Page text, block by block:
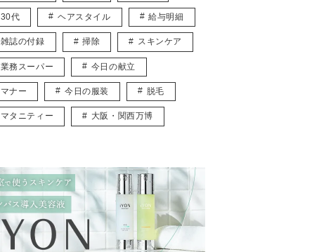
30代 ヘアスタイル 給与明細
雑誌の付録 掃除 スキンケア
業務スーパー 今日の献立
マナー 今日の服装 脱毛
マタニティー 大阪・関西万博